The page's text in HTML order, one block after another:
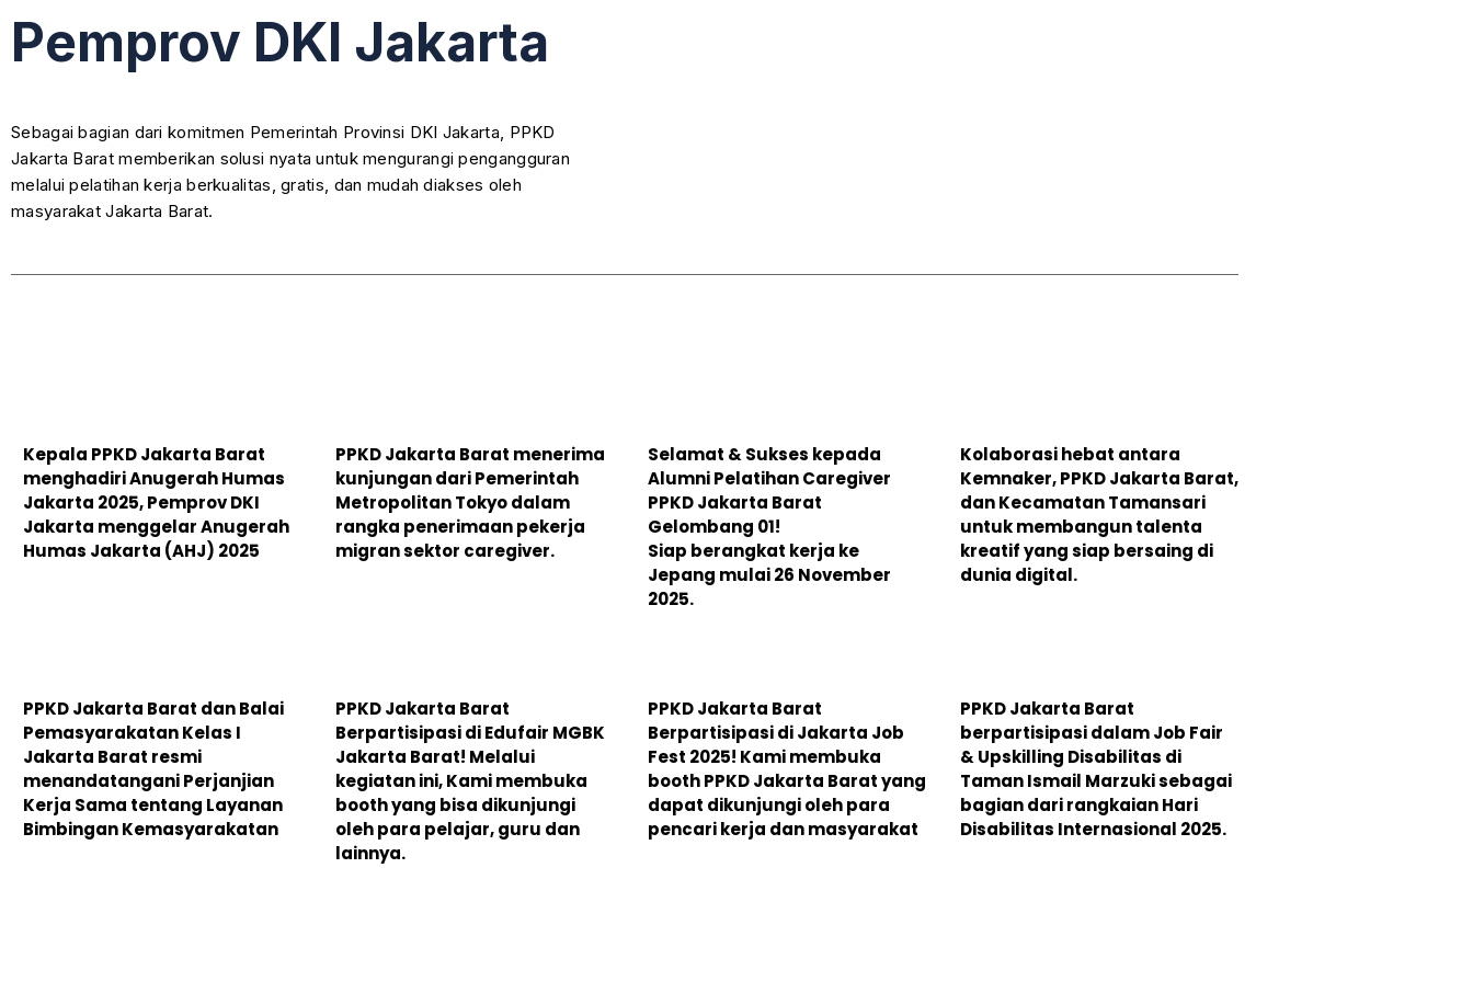
Pemprov DKI Jakarta
Sebagai bagian dari komitmen Pemerintah Provinsi DKI Jakarta, PPKD
Jakarta Barat memberikan solusi nyata untuk mengurangi pengangguran
melalui pelatihan kerja berkualitas, gratis, dan mudah diakses oleh
masyarakat Jakarta Barat.
Kepala PPKD Jakarta Barat
menghadiri Anugerah Humas
Jakarta 2025, Pemprov DKI
Jakarta menggelar Anugerah
Humas Jakarta (AHJ) 2025
PPKD Jakarta Barat menerima
kunjungan dari Pemerintah
Metropolitan Tokyo dalam
rangka penerimaan pekerja
migran sektor caregiver.
Selamat & Sukses kepada
Alumni Pelatihan Caregiver
PPKD Jakarta Barat
Gelombang 01!
Siap berangkat kerja ke
Jepang mulai 26 November
2025.
Kolaborasi hebat antara
Kemnaker, PPKD Jakarta Barat,
dan Kecamatan Tamansari
untuk membangun talenta
kreatif yang siap bersaing di
dunia digital.
PPKD Jakarta Barat dan Balai
Pemasyarakatan Kelas I
Jakarta Barat resmi
menandatangani Perjanjian
Kerja Sama tentang Layanan
Bimbingan Kemasyarakatan
PPKD Jakarta Barat
Berpartisipasi di Edufair MGBK
Jakarta Barat! Melalui
kegiatan ini, Kami membuka
booth yang bisa dikunjungi
oleh para pelajar, guru dan
lainnya.
PPKD Jakarta Barat
Berpartisipasi di Jakarta Job
Fest 2025! Kami membuka
booth PPKD Jakarta Barat yang
dapat dikunjungi oleh para
pencari kerja dan masyarakat
PPKD Jakarta Barat
berpartisipasi dalam Job Fair
& Upskilling Disabilitas di
Taman Ismail Marzuki sebagai
bagian dari rangkaian Hari
Disabilitas Internasional 2025.